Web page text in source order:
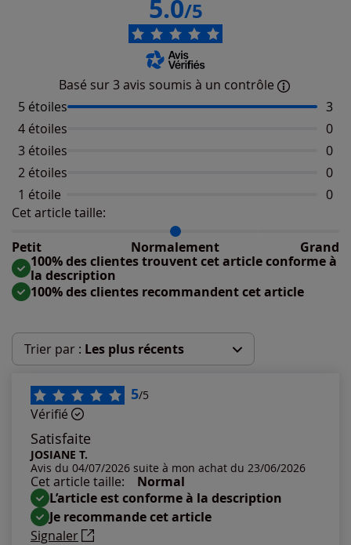
5.0/5
Basé sur 3 avis soumis à un contrôle
5 étoiles
3
4 étoiles
0
3 étoiles
0
2 étoiles
0
1 étoile
0
Cet article taille:
Petit
Normalement Grand
Répartition du taillant selon les avis clients
Taille normalement : 100%
Taille grand : 0%
100% des clientes trouvent cet article conforme à
la description
100% des clientes recommandent cet article
Trier par : Les plus récents
Les plus récents
Les plus anciens
Notes les plus élevées
Notes les plus basses
5/5
Vérifié
Satisfaite
JOSIANE T.
Avis du 04/07/2026 suite à mon achat du 23/06/2026
Cet article taille:
Normal
L’article est conforme à la description
Je recommande cet article
Signaler